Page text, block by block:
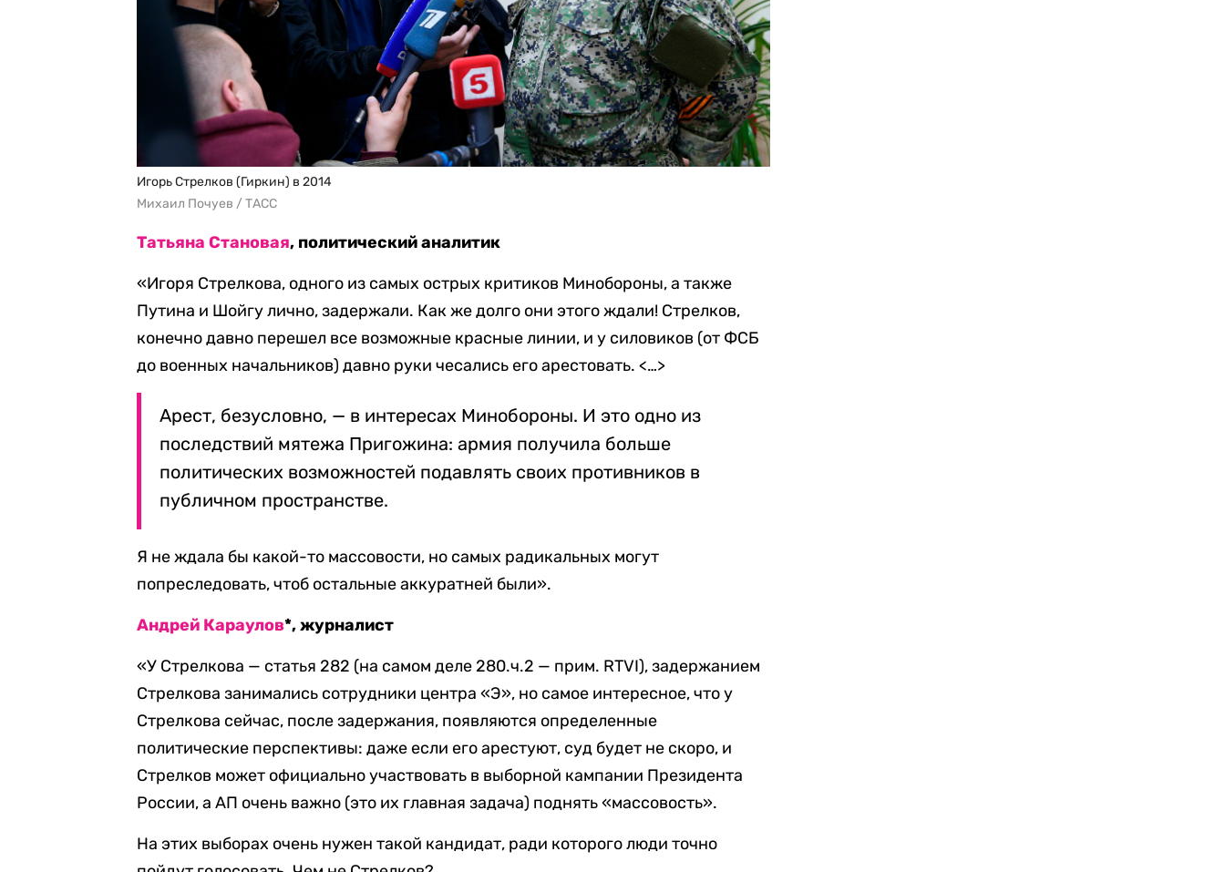
Игорь Стрелков (Гиркин) в 2014
Михаил Почуев / ТАСС
Татьяна Становая, политический аналитик
«Игоря Стрелкова, одного из самых острых критиков Минобороны, а также
Путина и Шойгу лично, задержали. Как же долго они этого ждали! Стрелков,
конечно давно перешел все возможные красные линии, и у силовиков (от ФСБ
до военных начальников) давно руки чесались его арестовать. <…>
Арест, безусловно, — в интересах Минобороны. И это одно из
последствий мятежа Пригожина: армия получила больше
политических возможностей подавлять своих противников в
публичном пространстве.
Я не ждала бы какой-то массовости, но самых радикальных могут
попреследовать, чтоб остальные аккуратней были».
Андрей Караулов*, журналист
«У Стрелкова — статья 282 (на самом деле 280.ч.2 — прим. RTVI), задержанием
Стрелкова занимались сотрудники центра «Э», но самое интересное, что у
Стрелкова сейчас, после задержания, появляются определенные
политические перспективы: даже если его арестуют, суд будет не скоро, и
Стрелков может официально участвовать в выборной кампании Президента
России, а АП очень важно (это их главная задача) поднять «массовость».
На этих выборах очень нужен такой кандидат, ради которого люди точно